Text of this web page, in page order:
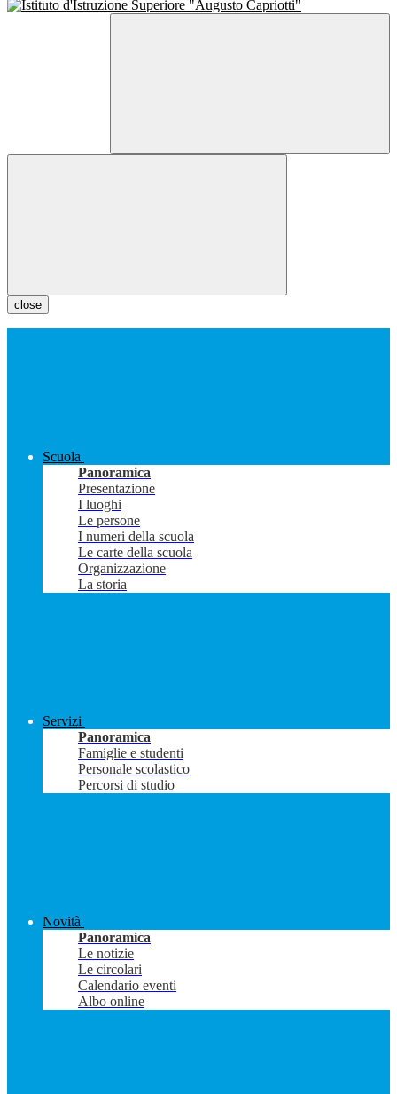
close
Scuola
Panoramica
Presentazione
I luoghi
Le persone
I numeri della scuola
Le carte della scuola
Organizzazione
La storia
Servizi
Panoramica
Famiglie e studenti
Personale scolastico
Percorsi di studio
Novità
Panoramica
Le notizie
Le circolari
Calendario eventi
Albo online